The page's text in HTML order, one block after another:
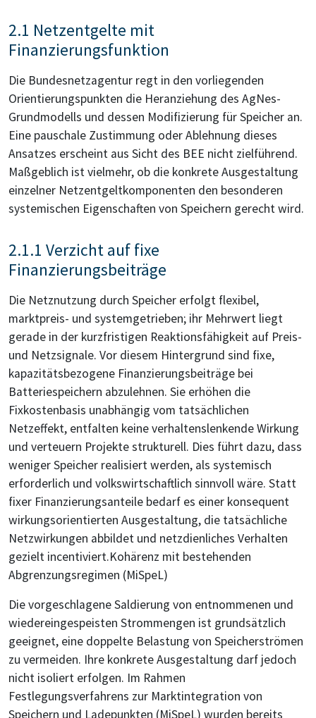
2.1 Netzentgelte mit
Finanzierungsfunktion
Die Bundesnetzagentur regt in den vorliegenden
Orientierungspunkten die Heranziehung des AgNes-
Grundmodells und dessen Modifizierung für Speicher an.
Eine pauschale Zustimmung oder Ablehnung dieses
Ansatzes erscheint aus Sicht des BEE nicht zielführend.
Maßgeblich ist vielmehr, ob die konkrete Ausgestaltung
einzelner Netzentgeltkomponenten den besonderen
systemischen Eigenschaften von Speichern gerecht wird.
2.1.1 Verzicht auf fixe
Finanzierungsbeiträge
Die Netznutzung durch Speicher erfolgt flexibel,
marktpreis- und systemgetrieben; ihr Mehrwert liegt
gerade in der kurzfristigen Reaktionsfähigkeit auf Preis-
und Netzsignale. Vor diesem Hintergrund sind fixe,
kapazitätsbezogene Finanzierungsbeiträge bei
Batteriespeichern abzulehnen. Sie erhöhen die
Fixkostenbasis unabhängig vom tatsächlichen
Netzeffekt, entfalten keine verhaltenslenkende Wirkung
und verteuern Projekte strukturell. Dies führt dazu, dass
weniger Speicher realisiert werden, als systemisch
erforderlich und volkswirtschaftlich sinnvoll wäre. Statt
fixer Finanzierungsanteile bedarf es einer konsequent
wirkungsorientierten Ausgestaltung, die tatsächliche
Netzwirkungen abbildet und netzdienliches Verhalten
gezielt incentiviert.Kohärenz mit bestehenden
Abgrenzungsregimen (MiSpeL)
Die vorgeschlagene Saldierung von entnommenen und
wiedereingespeisten Strommengen ist grundsätzlich
geeignet, eine doppelte Belastung von Speicherströmen
zu vermeiden. Ihre konkrete Ausgestaltung darf jedoch
nicht isoliert erfolgen. Im Rahmen
Festlegungsverfahrens zur Marktintegration von
Speichern und Ladepunkten (MiSpeL) wurden bereits